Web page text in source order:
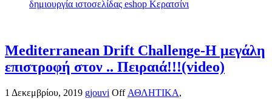
δημιουργία ιστοσελίδας eshop Κερατσίνι
Mediterranean Drift Challenge-Η μεγάλη
επιστροφή στον .. Πειραιά!!!(video)
1 Δεκεμβρίου, 2019 gjouvi Off ΑΘΛΗΤΙΚΑ,